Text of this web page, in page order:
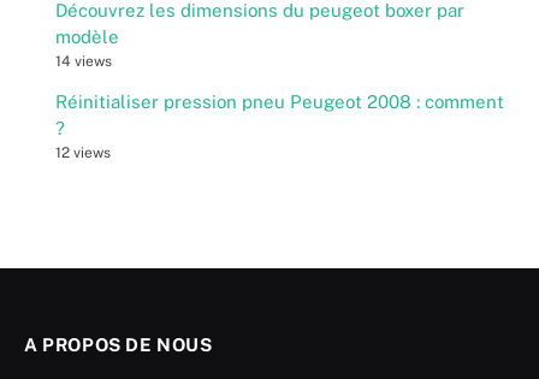
Découvrez les dimensions du peugeot boxer par
modèle
14 views
Réinitialiser pression pneu Peugeot 2008 : comment
?
12 views
A PROPOS DE NOUS